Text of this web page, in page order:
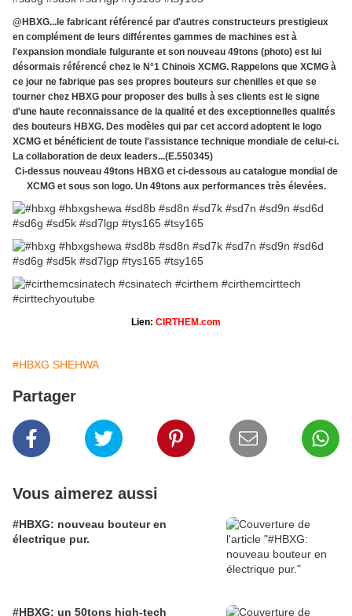
@HBXG...le fabricant référencé par d'autres constructeurs prestigieux
en complément de leurs différentes gammes de machines est à
l'expansion mondiale fulgurante et son nouveau 49tons (photo) est lui
désormais référencé chez le N°1 Chinois XCMG. Rappelons que XCMG à
ce jour ne fabrique pas ses propres bouteurs sur chenilles et que se
tourner chez HBXG pour proposer des bulls à ses clients est le signe
d'une haute reconnaissance de la qualité et des exceptionnelles qualités
des bouteurs HBXG. Des modèles qui par cet accord adoptent le logo
XCMG et bénéficient de toute l'assistance technique mondiale de celui-ci.
La collaboration de deux leaders...(E.550345)
Ci-dessus nouveau 49tons HBXG et ci-dessous au catalogue mondial de
XCMG et sous son logo. Un 49tons aux performances très élevées.
Lien: CIRTHEM.com
#HBXG SHEHWA
Partager
Vous aimerez aussi
#HBXG: nouveau bouteur en
électrique pur.
#HBXG: un 50tons high-tech